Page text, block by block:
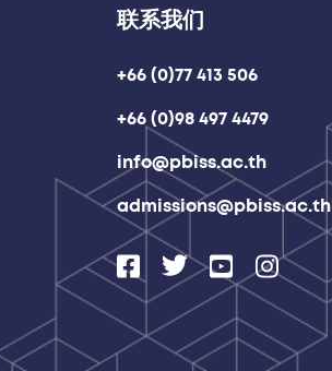
联系我们
+66 (0)77 413 506
+66 (0)98 497 4479
info@pbiss.ac.th
admissions@pbiss.ac.th